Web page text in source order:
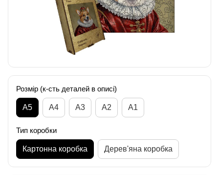
Розмір (к-сть деталей в описі)
А5 А4 A3 A2 A1
Тип коробки
Картонна коробка Дерев'яна коробка